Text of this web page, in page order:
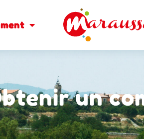
un